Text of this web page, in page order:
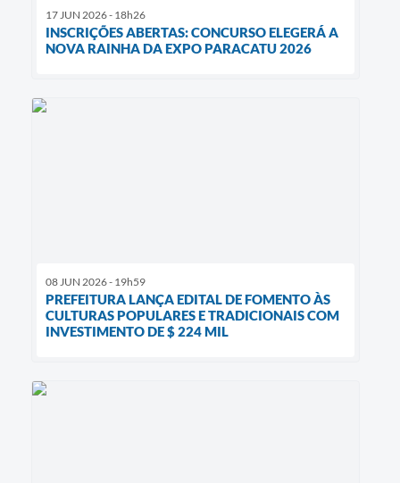
17 JUN 2026 - 18h26
INSCRIÇÕES ABERTAS: CONCURSO ELEGERÁ A
NOVA RAINHA DA EXPO PARACATU 2026
08 JUN 2026 - 19h59
PREFEITURA LANÇA EDITAL DE FOMENTO ÀS
CULTURAS POPULARES E TRADICIONAIS COM
INVESTIMENTO DE $ 224 MIL